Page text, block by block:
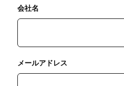
会社名
メールアドレス